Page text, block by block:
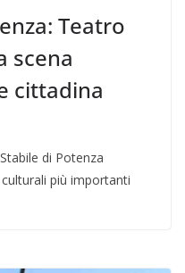
Teatro
scena
cittadina
di Potenza
più importanti